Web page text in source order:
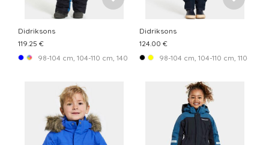
Didriksons
119.25 €
98-104 cm, 104-110 cm, 140-146 cm
Didriksons
124.00 €
98-104 cm, 104-110 cm, 110-116